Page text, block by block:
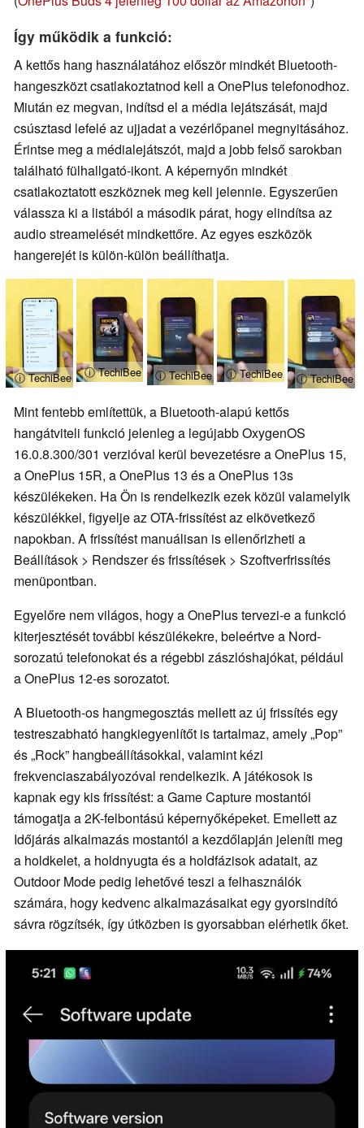
Így működik a funkció:
A kettős hang használatához először mindkét Bluetooth-
hangeszközt csatlakoztatnod kell a OnePlus telefonodhoz.
Miután ez megvan, indítsd el a média lejátszását, majd
csúsztasd lefelé az ujjadat a vezérlőpanel megnyitásához.
Érintse meg a médialejátszót, majd a jobb felső sarokban
található fülhallgató-ikont. A képernyőn mindkét
csatlakoztatott eszköznek meg kell jelennie. Egyszerűen
válassza ki a listából a második párat, hogy elindítsa az
audio streamelését mindkettőre. Az egyes eszközök
hangerejét is külön-külön beállíthatja.
ⓘ TechiBee ⓘ TechiBee ⓘ TechiBee ⓘ TechiBee ⓘ TechiBee
Mint fentebb említettük, a Bluetooth-alapú kettős
hangátviteli funkció jelenleg a legújabb OxygenOS
16.0.8.300/301 verzióval kerül bevezetésre a OnePlus 15,
a OnePlus 15R, a OnePlus 13 és a OnePlus 13s
készülékeken. Ha Ön is rendelkezik ezek közül valamelyik
készülékkel, figyelje az OTA-frissítést az elkövetkező
napokban. A frissítést manuálisan is ellenőrizheti a
Beállítások > Rendszer és frissítések > Szoftverfrissítés
menüpontban.
Egyelőre nem világos, hogy a OnePlus tervezi-e a funkció
kiterjesztését további készülékekre, beleértve a Nord-
sorozatú telefonokat és a régebbi zászlóshajókat, például
a OnePlus 12-es sorozatot.
A Bluetooth-os hangmegosztás mellett az új frissítés egy
testreszabható hangkiegyenlítőt is tartalmaz, amely „Pop”
és „Rock” hangbeállításokkal, valamint kézi
frekvenciaszabályozóval rendelkezik. A játékosok is
kapnak egy kis frissítést: a Game Capture mostantól
támogatja a 2K-felbontású képernyőképeket. Emellett az
Időjárás alkalmazás mostantól a kezdőlapján jeleníti meg
a holdkelet, a holdnyugta és a holdfázisok adatait, az
Outdoor Mode pedig lehetővé teszi a felhasználók
számára, hogy kedvenc alkalmazásaikat egy gyorsindító
sávra rögzítsék, így útközben is gyorsabban elérhetik őket.